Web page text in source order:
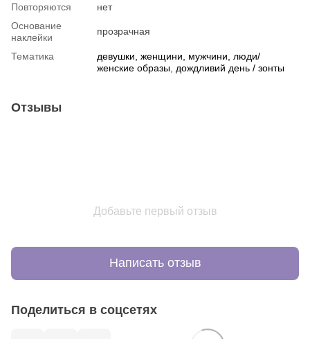
Повторяются
нет
Основание
наклейки
прозрачная
Тематика
девушки, женщини, мужчини, люди/
женские образы дождливий день / зонты
Отзывы
Добавьте первый отзыв
Написать отзыв
Поделиться в соцсетях